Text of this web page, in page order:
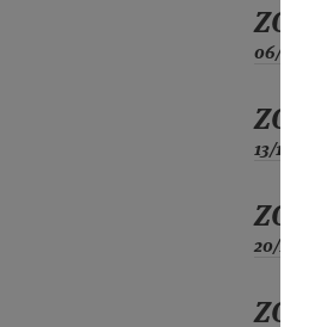
ZO
06/12
ZO
13/12
ZO
20/12
ZO